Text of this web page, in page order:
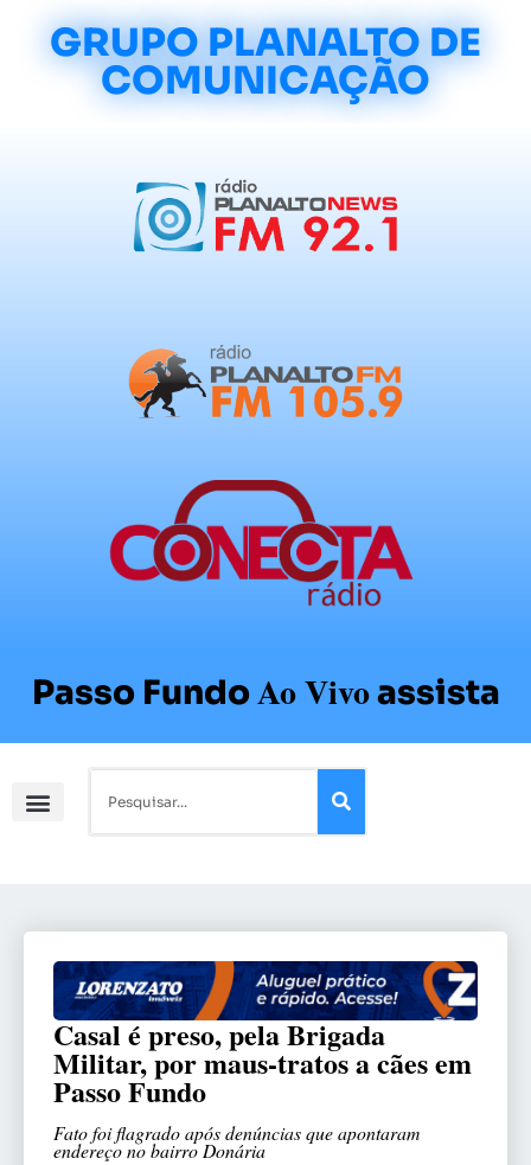
GRUPO PLANALTO DE
COMUNICAÇÃO
Passo FundoAo Vivoassista
Casal é preso, pela Brigada
Militar, por maus-tratos a cães em
Passo Fundo
Fato foi flagrado após denúncias que apontaram
endereço no bairro Donária